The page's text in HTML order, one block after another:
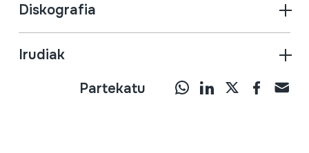
Diskografia
Irudiak
Partekatu